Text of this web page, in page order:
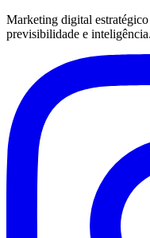
Marketing digital estratégico
previsibilidade e inteligência.